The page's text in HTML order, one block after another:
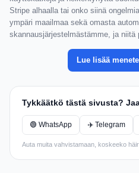
Stripe alhaalla tai onko siinä
ympäri maailmaa sekä omasta
skannausjärjestelmästämme, ja niitä
Lue lisää
Tykkäätkö tästä sivusta?
🟢 WhatsApp ✈️ Telegram
Auta muita vahvistamaan, koskeeko